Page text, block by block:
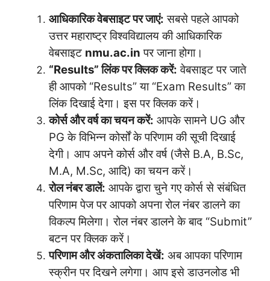
आधिकारिक वेबसाइट पर जाएं: सबसे पहले आपको
उत्तर महाराष्ट्र विश्वविद्यालय की आधिकारिक
वेबसाइट nmu.ac.in पर जाना होगा।
“Results” लिंक पर क्लिक करें: वेबसाइट पर जाते
ही आपको “Results” या “Exam Results” का
लिंक दिखाई देगा। इस पर क्लिक करें।
कोर्स और वर्ष का चयन करें: आपके सामने UG और
PG के विभिन्न कोर्सों के परिणाम की सूची दिखाई
देगी। आप अपने कोर्स और वर्ष (जैसे B.A, B.Sc,
M.A, M.Sc, आदि) का चयन करें।
रोल नंबर डालें: आपके द्वारा चुने गए कोर्स से संबंधित
परिणाम पेज पर आपको अपना रोल नंबर डालने का
विकल्प मिलेगा। रोल नंबर डालने के बाद “Submit”
बटन पर क्लिक करें।
परिणाम और अंकतालिका देखें: अब आपका परिणाम
स्क्रीन पर दिखने लगेगा। आप इसे डाउनलोड भी